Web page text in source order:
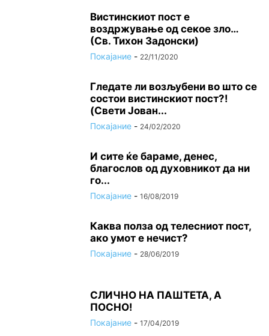
Вистинскиот пост е
воздржување од секое зло…
(Св. Тихон Задонски)
Покајание - 22/11/2020
Гледате ли возљубени во што се
состои вистинскиот пост?!
(Свети Јован...
Покајание - 24/02/2020
И сите ќе бараме, денес,
благослов од духовникот да ни
го...
Покајание - 16/08/2019
Каква полза од телесниот пост,
ако умот е нечист?
Покајание - 28/06/2019
СЛИЧНО НА ПАШТЕТА, А
ПОСНО!
Покајание - 17/04/2019